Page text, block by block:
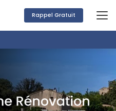
Rappel Gratuit